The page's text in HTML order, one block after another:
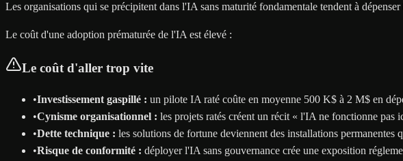
Les organisations qui se précipitent dans l'IA sans maturité fondamentale tendent à
Le coût d'une adoption prématurée de l'IA est élevé :
Le coût d'aller trop vite
•Investissement gaspillé : un pilote IA raté coûte en moyenne 500 K$ à 2 M$ en
•Cynisme organisationnel : les projets ratés créent un récit « l'IA ne fonctionne pas
•Dette technique : les solutions de fortune deviennent des installations permanentes
•Risque de conformité : déployer l'IA sans gouvernance crée une exposition